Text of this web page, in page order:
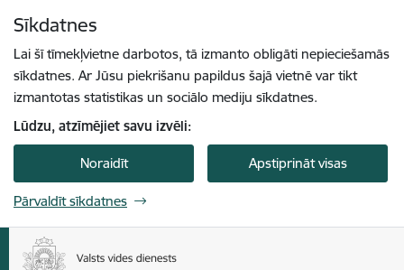
Sīkdatnes
Lai šī tīmekļvietne darbotos, tā izmanto obligāti nepieciešamās
sīkdatnes. Ar Jūsu piekrišanu papildus šajā vietnē var tikt
izmantotas statistikas un sociālo mediju sīkdatnes.
Lūdzu, atzīmējiet savu izvēli:
Noraidīt Apstiprināt visas
Pārvaldīt sīkdatnes